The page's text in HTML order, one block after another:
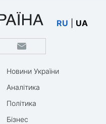
RU UA
Новини України
Аналітика
Політика
Бізнес